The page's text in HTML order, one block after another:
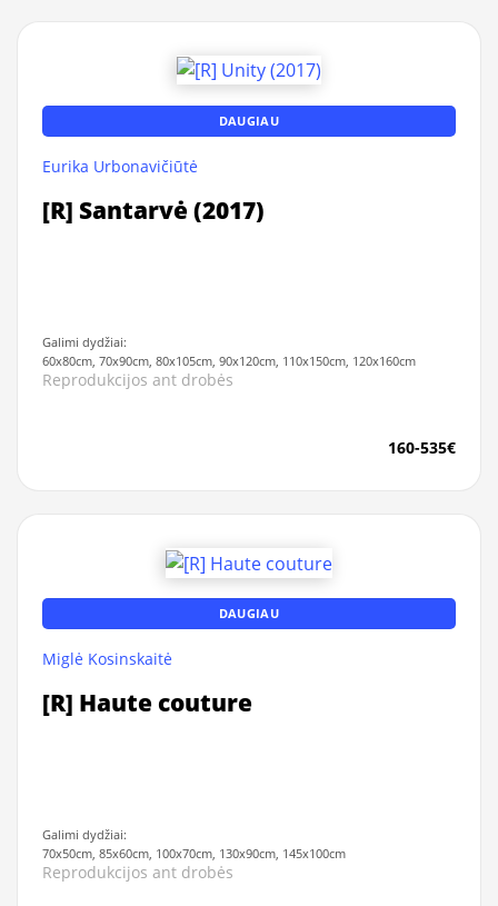
DAUGIAU
Eurika Urbonavičiūtė
[R] Santarvė (2017)
Galimi dydžiai:
60x80cm, 70x90cm, 80x105cm, 90x120cm, 110x150cm, 120x160cm
Reprodukcijos ant drobės
160-535€
DAUGIAU
Miglė Kosinskaitė
[R] Haute couture
Galimi dydžiai:
70x50cm, 85x60cm, 100x70cm, 130x90cm, 145x100cm
Reprodukcijos ant drobės